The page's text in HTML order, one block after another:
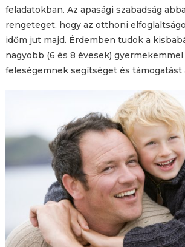
feladatokban. Az apasági szabadság
rengeteget, hogy az otthoni
időm jut majd. Érdemben tudok a
nagyobb (6 és 8 évesek)
feleségemnek segítséget és támogatást